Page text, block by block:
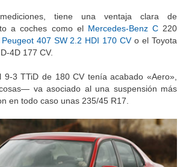
tiene una ventaja clara de
a coches como el Mercedes-Benz C220
Peugeot 407 SW 2.2 HDI 170 CVo el Toyota
4D 177 CV.
9-3 TTiD de 180 CV tenía acabado «Aero»,
va asociado al una suspensión más
en todo caso unas 235/45 R17.